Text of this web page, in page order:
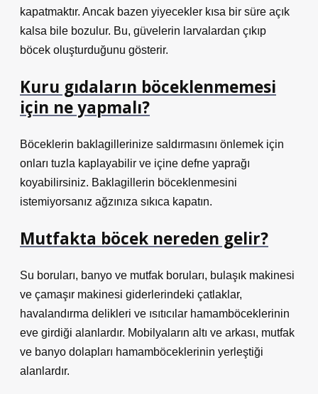
kapatmaktır. Ancak bazen yiyecekler kısa bir süre açık
kalsa bile bozulur. Bu, güvelerin larvalardan çıkıp
böcek oluşturduğunu gösterir.
Kuru gıdaların böceklenmemesi
için ne yapmalı?
Böceklerin baklagillerinize saldırmasını önlemek için
onları tuzla kaplayabilir ve içine defne yaprağı
koyabilirsiniz. Baklagillerin böceklenmesini
istemiyorsanız ağzınıza sıkıca kapatın.
Mutfakta böcek nereden gelir?
Su boruları, banyo ve mutfak boruları, bulaşık makinesi
ve çamaşır makinesi giderlerindeki çatlaklar,
havalandırma delikleri ve ısıtıcılar hamamböceklerinin
eve girdiği alanlardır. Mobilyaların altı ve arkası, mutfak
ve banyo dolapları hamamböceklerinin yerleştiği
alanlardır.